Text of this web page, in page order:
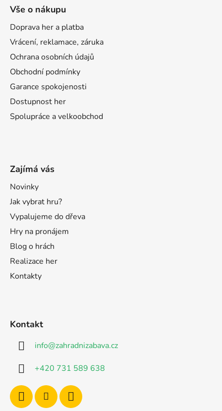
Vše o nákupu
Doprava her a platba
Vrácení, reklamace, záruka
Ochrana osobních údajů
Obchodní podmínky
Garance spokojenosti
Dostupnost her
Spolupráce a velkoobchod
Zajímá vás
Novinky
Jak vybrat hru?
Vypalujeme do dřeva
Hry na pronájem
Blog o hrách
Realizace her
Kontakty
Kontakt
info@zahradnizabava.cz
+420 731 589 638